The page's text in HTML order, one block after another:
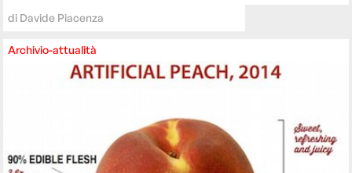
di Davide Piacenza
Archivio-attualità